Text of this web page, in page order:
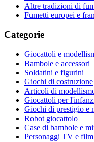
Altre tradizioni di
Fumetti europei e
Categorie
Giocattoli e
Bambole e accessori
Soldatini e figurini
Giochi di costruzione
Articoli di
Giocattoli per
Giochi di prestigio e
Robot giocattolo
Case di bambole e
Personaggi TV e film